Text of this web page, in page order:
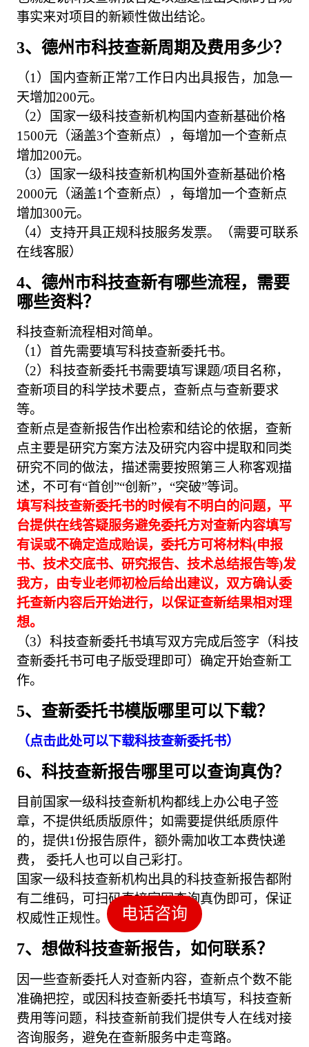
事实来对项目的新颖性做出结论。
3、德州市科技查新周期及费用多少？
（1）国内查新正常7工作日内出具报告，加急一
天增加200元。
（2）国家一级科技查新机构国内查新基础价格
1500元（涵盖3个查新点），每增加一个查新点
增加200元。
（3）国家一级科技查新机构国外查新基础价格
2000元（涵盖1个查新点），每增加一个查新点
增加300元。
（4）支持开具正规科技服务发票。（需要可联系
在线客服）
4、德州市科技查新有哪些流程，需要
哪些资料？
科技查新流程相对简单。
（1）首先需要填写科技查新委托书。
（2）科技查新委托书需要填写课题/项目名称，
查新项目的科学技术要点，查新点与查新要求
等。
查新点是查新报告作出检索和结论的依据，查新
点主要是研究方案方法及研究内容中提取和同类
研究不同的做法，描述需要按照第三人称客观描
述，不可有“首创”“创新”，“突破”等词。
填写科技查新委托书的时候有不明白的问题，平
台提供在线答疑服务避免委托方对查新内容填写
有误或不确定造成贻误，委托方可将材料(申报
书、技术交底书、研究报告、技术总结报告等)发
我方，由专业老师初检后给出建议，双方确认委
托查新内容后开始进行，以保证查新结果相对理
想。
（3）科技查新委托书填写双方完成后签字（科技
查新委托书可电子版受理即可）确定开始查新工
作。
5、查新委托书模版哪里可以下载？
（点击此处可以下载科技查新委托书）
6、科技查新报告哪里可以查询真伪？
目前国家一级科技查新机构都线上办公电子签
章，不提供纸质版原件；如需要提供纸质原件
的，提供1份报告原件，额外需加收工本费快递
费， 委托人也可以自己彩打。
国家一级科技查新机构出具的科技查新报告都附
有二维码，可扫码直接官网查询真伪即可，保证
权威性正规性。
7、想做科技查新报告，如何联系？
因一些查新委托人对查新内容，查新点个数不能
准确把控，或因科技查新委托书填写，科技查新
费用等问题，科技查新前我们提供专人在线对接
咨询服务，避免在查新服务中走弯路。
电话咨询